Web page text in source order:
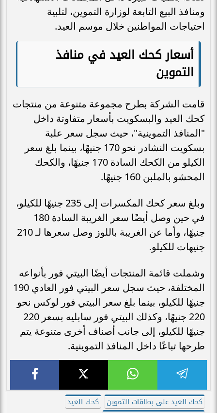
ومنافذ البيع التابعة لوزارة التموين، لتلبية
احتياجات المواطنين خلال موسم العيد.
أسعار كحك العيد في منافذ
التموين
قامت الشركة بطرح مجموعة متنوعة من منتجات
كحك العيد والبسكويت بأسعار متفاوتة داخل
"المنافذ التموينية"، حيث سجل سعر علبة
بسكويت النشادر نحو 170 جنيهًا، بينما بلغ سعر
الكيلو من الكحك السادة 170 جنيهًا، والكحك
المحشو بالملبن 160 جنيهًا.
وبلغ سعر كحك المكسرات إلى 235 جنيهًا للكيلو،
في حين وصل أيضًا سعر الغريبة السادة 180
جنيهًا، وأما عن الغريبة باللوز وصل سعرها لـ 210
جنيهات للكيلو.
وشملت قائمة المنتجات أيضًا البيتي فور بأنواعه
المختلفة، حيث سجل سعر البيتي فور العادي 190
جنيهًا للكيلو، بينما بلغ سعر البيتي فور لوكس نحو
220 جنيهًا، وكذلك البيتي فور سابليه بسعر 220
جنيهًا للكيلو، إلى جانب أصناف أخرى متنوعة يتم
طرحها تباعًا داخل المنافذ التموينية.
كحك العيد على بطاقات التموين
كحك العيد